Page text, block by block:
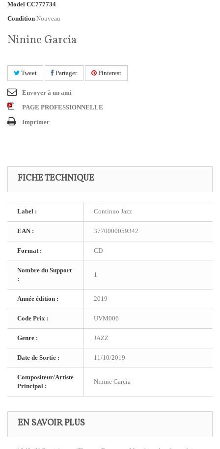
Model CC777734
Condition Nouveau
Ninine Garcia
Tweet Partager Pinterest
Envoyer à un ami
PAGE PROFESSIONNELLE
Imprimer
FICHE TECHNIQUE
Label : Continuo Jazz
EAN : 3770000059342
Format : CD
Nombre du Support
:
1
Année édition : 2019
Code Prix : UVM006
Genre : JAZZ
Date de Sortie : 11/10/2019
Compositeur/Artiste
Principal :
Ninine Garcia
EN SAVOIR PLUS